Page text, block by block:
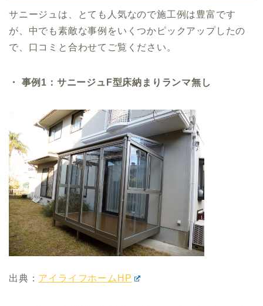
サニージュは、とても人気なので施工例は豊富です
が、中でも素敵な事例をいくつかピックアップしたの
で、口コミと合わせてご覧ください。
・ 事例1：サニージュF型床納まりランマ無し
出典： アイライフホームHP